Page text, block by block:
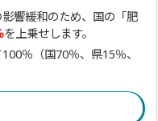
響緩和のため、国の「肥
を上乗せします。
％（国70％、県15％、